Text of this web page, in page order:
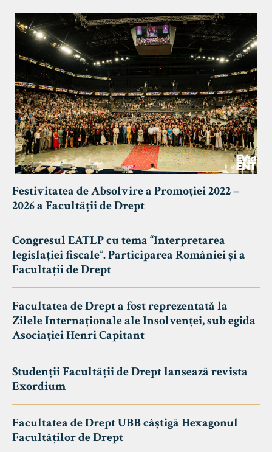
Festivitatea de Absolvire a Promoției 2022 –
2026 a Facultății de Drept
Congresul EATLP cu tema “Interpretarea
legislației fiscale”. Participarea României și a
Facultații de Drept
Facultatea de Drept a fost reprezentată la
Zilele Internaționale ale Insolvenței, sub egida
Asociației Henri Capitant
Studenții Facultății de Drept lansează revista
Exordium
Facultatea de Drept UBB câștigă Hexagonul
Facultăților de Drept